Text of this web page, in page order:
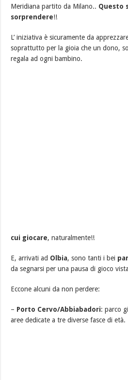
Meridiana partito da Milano.. Questo
sorprendere!!
L’ iniziativa è sicuramente da
soprattutto per la gioia che un dono,
regala ad ogni bambino.
cui giocare, naturalmente!!
E, arrivati ad Olbia, sono tanti i bei
da segnarsi per una pausa di gioco
Eccone alcuni da non perdere:
– Porto Cervo/Abbiabadori: parco
aree dedicate a tre diverse fasce di età.